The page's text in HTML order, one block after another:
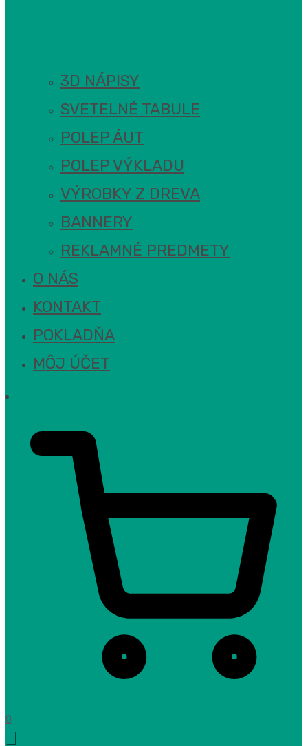
3D NÁPISY
SVETELNÉ TABULE
POLEP ÁUT
POLEP VÝKLADU
VÝROBKY Z DREVA
BANNERY
REKLAMNÉ PREDMETY
O NÁS
KONTAKT
POKLADŇA
MÔJ ÚČET
0